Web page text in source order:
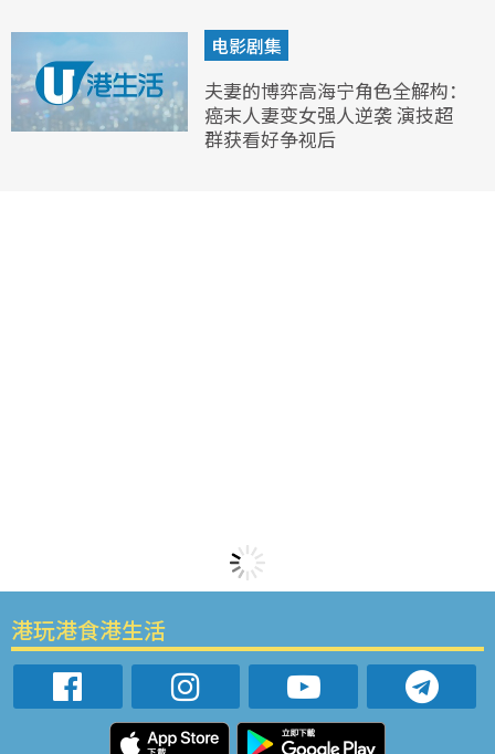
电影剧集
夫妻的博弈高海宁角色全解构：
癌末人妻变女强人逆袭 演技超
群获看好争视后
港玩港食港生活